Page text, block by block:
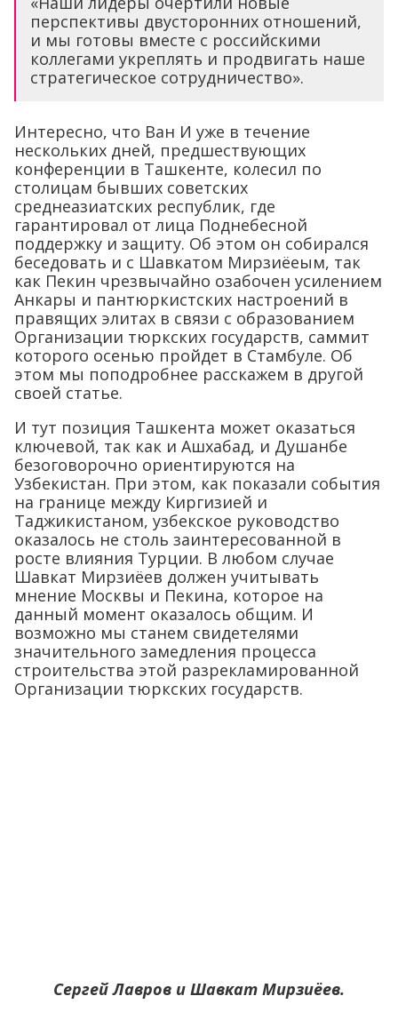
перспективы двусторонних отношений,
и мы готовы вместе с российскими
коллегами укреплять и продвигать наше
стратегическое сотрудничество».
Интересно, что Ван И уже в течение
нескольких дней, предшествующих
конференции в Ташкенте, колесил по
столицам бывших советских
среднеазиатских республик, где
гарантировал от лица Поднебесной
поддержку и защиту. Об этом он собирался
беседовать и с Шавкатом Мирзиёеым, так
как Пекин чрезвычайно озабочен усилением
Анкары и пантюркистских настроений в
правящих элитах в связи с образованием
Организации тюркских государств, саммит
которого осенью пройдет в Стамбуле. Об
этом мы поподробнее расскажем в другой
своей статье.
И тут позиция Ташкента может оказаться
ключевой, так как и Ашхабад, и Душанбе
безоговорочно ориентируются на
Узбекистан. При этом, как показали события
на границе между Киргизией и
Таджикистаном, узбекское руководство
оказалось не столь заинтересованной в
росте влияния Турции. В любом случае
Шавкат Мирзиёев должен учитывать
мнение Москвы и Пекина, которое на
данный момент оказалось общим. И
возможно мы станем свидетелями
значительного замедления процесса
строительства этой разрекламированной
Организации тюркских государств.
Сергей Лавров и Шавкат Мирзиёев.